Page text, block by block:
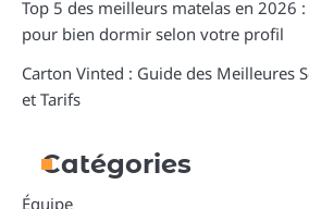
Top 5 des meilleurs matelas en 2026
pour bien dormir selon votre profil
Carton Vinted : Guide des Meilleures
et Tarifs
Catégories
Équipe